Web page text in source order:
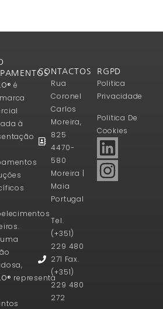
é
à
representa
CONTACTOS
Rua
Coronel
Carlos
Moreira,
825
4470-
580
Moreira |
Maia
Portugal
Tel.
(+351)
229 480
271 Fax.
(+351)
229 480
272
RGPD
Politica
Privacidade
Politica De
Cookies